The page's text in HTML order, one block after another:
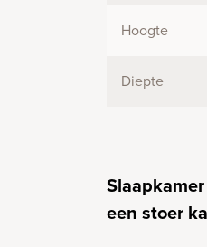
Hoogte
Diepte
een stoer